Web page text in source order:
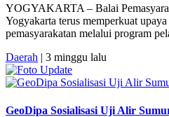
YOGYAKARTA – Balai
Yogyakarta terus memperkuat
pemasyarakatan melalui program
Daerah | 3 minggu lalu
GeoDipa Sosialisasi Uji Alir